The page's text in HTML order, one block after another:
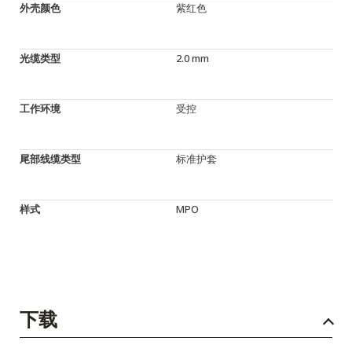
外壳颜色 紫红色
光缆类型 2.0 mm
工作环境 受控
尾部线缆类型 标准护套
样式 MPO
下载